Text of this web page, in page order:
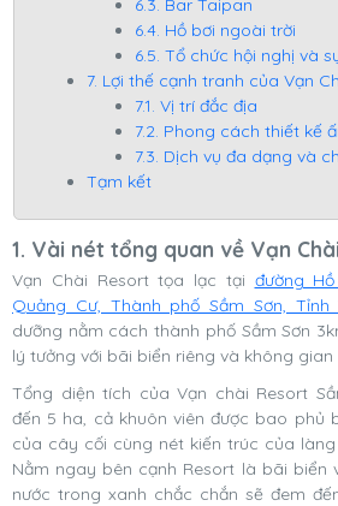
6.4. Hồ bơi ngoài trời
6.5. Tổ chức hội nghị và
7. Lợi thế cạnh tranh của Vạn
7.1. Vị trí đắc địa
7.2. Phong cách thiết kế
7.3. Dịch vụ đa dạng và
Tạm kết
1. Vài nét tổng quan về Vạn
Vạn Chài Resort tọa lạc tại đường
Quảng Cư, Thành phố Sầm Sơn, Tỉnh
dưỡng nằm cách thành phố Sầm Sơn
lý tưởng với bãi biển riêng và không gian
Tổng diện tích của Vạn chài Resort
đến 5 ha, cả khuôn viên được bao phủ
của cây cối cùng nét kiến trúc của làng
Nằm ngay bên cạnh Resort là bãi biển
nước trong xanh chắc chắn sẽ đem